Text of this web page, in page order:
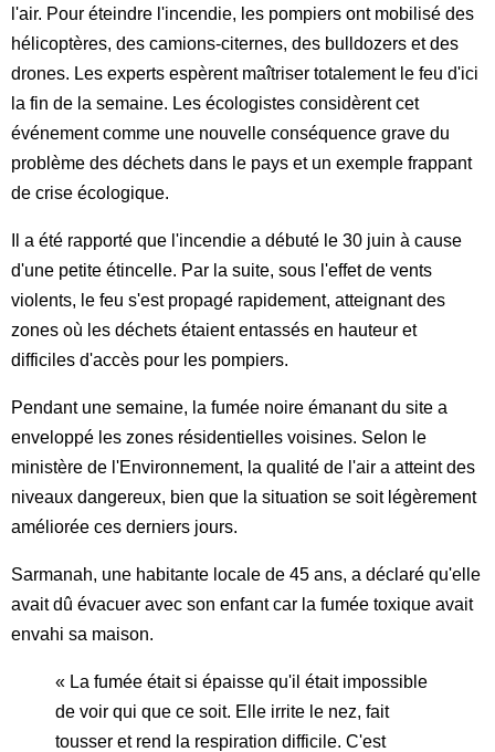
l'air. Pour éteindre l'incendie, les pompiers ont mobilisé des
hélicoptères, des camions-citernes, des bulldozers et des
drones. Les experts espèrent maîtriser totalement le feu d'ici
la fin de la semaine. Les écologistes considèrent cet
événement comme une nouvelle conséquence grave du
problème des déchets dans le pays et un exemple frappant
de crise écologique.
Il a été rapporté que l'incendie a débuté le 30 juin à cause
d'une petite étincelle. Par la suite, sous l'effet de vents
violents, le feu s'est propagé rapidement, atteignant des
zones où les déchets étaient entassés en hauteur et
difficiles d'accès pour les pompiers.
Pendant une semaine, la fumée noire émanant du site a
enveloppé les zones résidentielles voisines. Selon le
ministère de l'Environnement, la qualité de l'air a atteint des
niveaux dangereux, bien que la situation se soit légèrement
améliorée ces derniers jours.
Sarmanah, une habitante locale de 45 ans, a déclaré qu'elle
avait dû évacuer avec son enfant car la fumée toxique avait
envahi sa maison.
« La fumée était si épaisse qu'il était impossible
de voir qui que ce soit. Elle irrite le nez, fait
tousser et rend la respiration difficile. C'est